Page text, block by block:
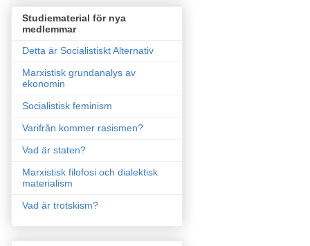
Studiematerial för nya
medlemmar
Detta är Socialistiskt Alternativ
Marxistisk grundanalys av
ekonomin
Socialistisk feminism
Varifrån kommer rasismen?
Vad är staten?
Marxistisk filofosi och dialektisk
materialism
Vad är trotskism?